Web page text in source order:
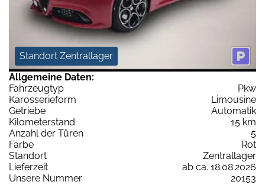
Standort Zentrallager
Allgemeine Daten:
Fahrzeugtyp
Pkw
Karosserieform
Limousine
Getriebe
Automatik
Kilometerstand
15 km
Anzahl der Türen
5
Farbe
Rot
Standort
Zentrallager
Lieferzeit
ab ca. 18.08.2026
Unsere Nummer
20153